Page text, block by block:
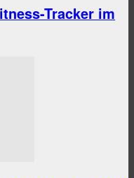
Tracker im